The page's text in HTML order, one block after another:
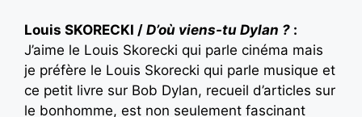
Louis SKORECKI / D’où viens-tu Dylan ? :
J’aime le Louis Skorecki qui parle cinéma mais
je préfère le Louis Skorecki qui parle musique et
ce petit livre sur Bob Dylan, recueil d’articles sur
le bonhomme, est non seulement fascinant